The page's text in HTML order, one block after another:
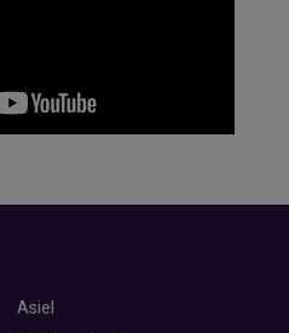
Asiel